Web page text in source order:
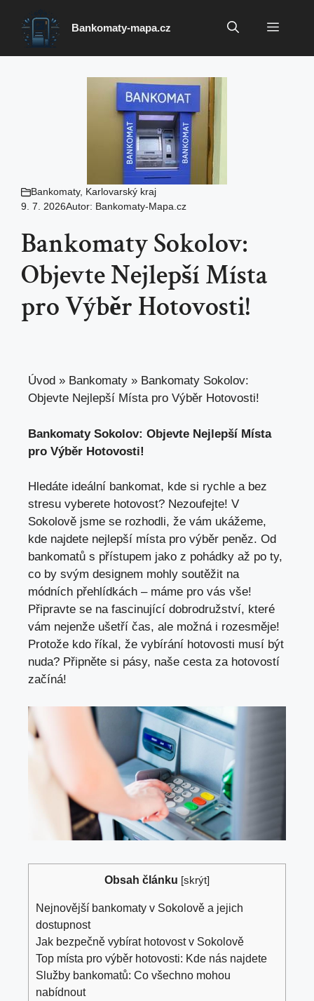
obsah
Bankomaty-mapa.cz Menu
Bankomaty, Karlovarský kraj
9. 7. 2026Autor: Bankomaty-Mapa.cz
Bankomaty Sokolov:
Objevte Nejlepší Místa
pro Výběr Hotovosti!
Úvod » Bankomaty » Bankomaty Sokolov:
Objevte Nejlepší Místa pro Výběr Hotovosti!
Bankomaty Sokolov: Objevte Nejlepší Místa‌
pro Výběr Hotovosti!
Hledáte ideální bankomat, kde si rychle a bez
stresu vyberete ⁣hotovost?⁣ Nezoufejte! V
Sokolově ⁤jsme se ⁣rozhodli, že vám ukážeme,‌
kde ⁤najdete nejlepší místa pro výběr peněz. Od
bankomatů s přístupem jako z pohádky až po ty,
‍co by svým designem mohly soutěžit na
⁣módních přehlídkách – máme ⁣pro vás⁢ vše!
Připravte se na fascinující dobrodružství, které⁣
vám nejenže ušetří ‌čas, ale ​možná⁤ i rozesměje!
Protože kdo říkal, že vybírání​ hotovosti ‍musí⁤ být
nuda? Připněte​ si pásy, ⁣naše⁤ cesta za hotovostí
začíná!
Obsah článku [skrýt]
Nejnovější⁢ bankomaty​ v Sokolově a jejich
dostupnost
Jak bezpečně vybírat hotovost v Sokolově
Top ⁤místa pro výběr hotovosti:⁣ Kde nás najdete
Služby​ bankomatů: ⁢Co všechno mohou ​
nabídnout